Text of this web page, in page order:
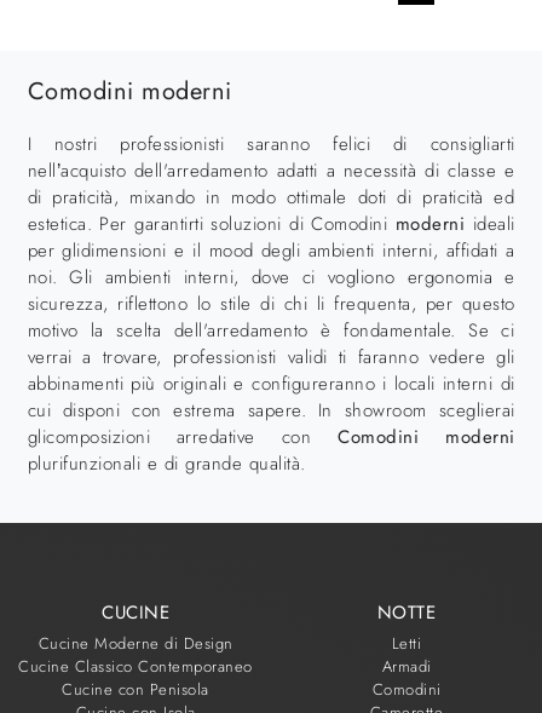
Comodini moderni
I nostri professionisti saranno felici di consigliarti
nell’acquisto dell'arredamento adatti a necessità di classe e
di praticità, mixando in modo ottimale doti di praticità ed
estetica. Per garantirti soluzioni di Comodini moderni ideali
per glidimensioni e il mood degli ambienti interni, affidati a
noi. Gli ambienti interni, dove ci vogliono ergonomia e
sicurezza, riflettono lo stile di chi li frequenta, per questo
motivo la scelta dell'arredamento è fondamentale. Se ci
verrai a trovare, professionisti validi ti faranno vedere gli
abbinamenti più originali e configureranno i locali interni di
cui disponi con estrema sapere. In showroom sceglierai
glicomposizioni arredative conComodini
moderni
plurifunzionali e di grande qualità.
CUCINE
Cucine Moderne di Design
Cucine Classico Contemporaneo
Cucine con Penisola
NOTTE
Letti
Armadi
Comodini